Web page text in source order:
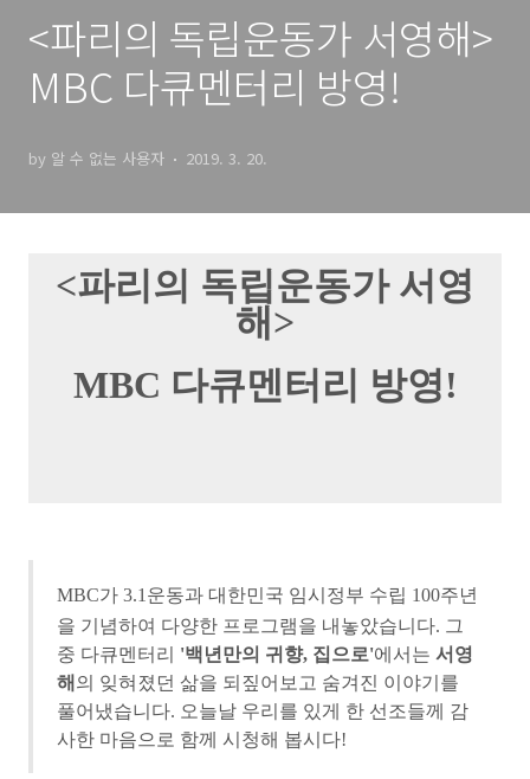
<파리의 독립운동가 서영해>
MBC 다큐멘터리 방영!
by 알 수 없는 사용자 2019. 3. 20.
<파리의 독립운동가 서영
해>
MBC 다큐멘터리 방영!
MBC가 3.1운동과 대한민국 임시정부 수립 100주년
을 기념하여 다양한 프로그램을 내놓았습니다. 그
중 다큐멘터리 '백년만의 귀향, 집으로'에서는 서영
해 의 잊혀졌던 삶을 되짚어보고 숨겨진 이야기를
풀어냈습니다. 오늘날 우리를 있게 한 선조들께 감
사한 마음으로 함께 시청해 봅시다!